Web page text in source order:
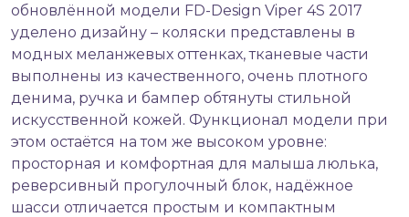
обновлённой модели FD-Design Viper 4S 2017
уделено дизайну – коляски представлены в
модных меланжевых оттенках, тканевые части
выполнены из качественного, очень плотного
денима, ручка и бампер обтянуты стильной
искусственной кожей. Функционал модели при
этом остаётся на том же высоком уровне:
просторная и комфортная для малыша люлька,
реверсивный прогулочный блок, надёжное
шасси отличается простым и компактным